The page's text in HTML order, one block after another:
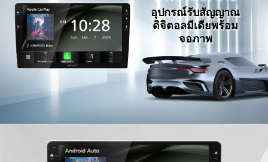
อุปกรณ์รับสัญญาณ
ดิจิตอลมีเดียพร้อม
จอภาพ